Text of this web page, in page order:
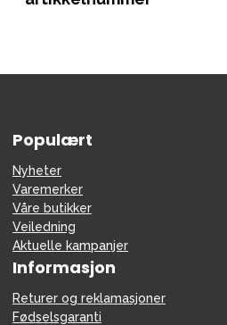
Populært
Nyheter
Varemerker
Våre butikker
Veiledning
Aktuelle kampanjer
Informasjon
Returer og reklamasjoner
Fødselsgaranti